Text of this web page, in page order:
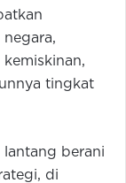
tingkat
berani
di